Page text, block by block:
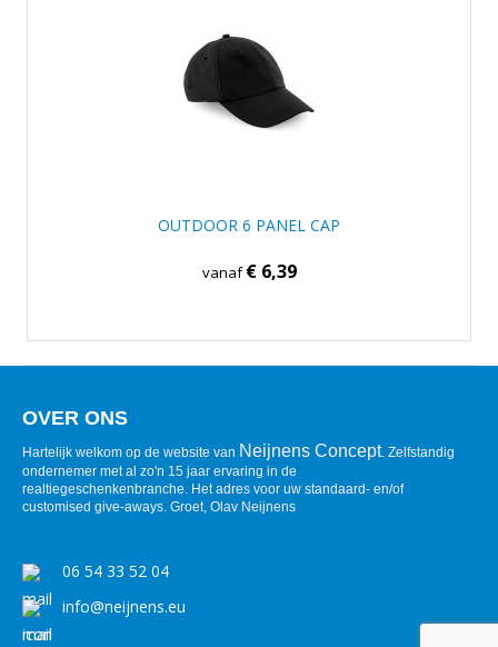
OUTDOOR 6 PANEL CAP
vanaf€ 6,39
OVER ONS
Hartelijk welkom op de website van Neijnens Concept. Zelfstandig
ondernemer met al zo'n 15 jaar ervaring in de
realtiegeschenkenbranche. Het adres voor uw standaard- en/of
customised give-aways. Groet, Olav Neijnens
06 54 33 52 04
info@neijnens.eu